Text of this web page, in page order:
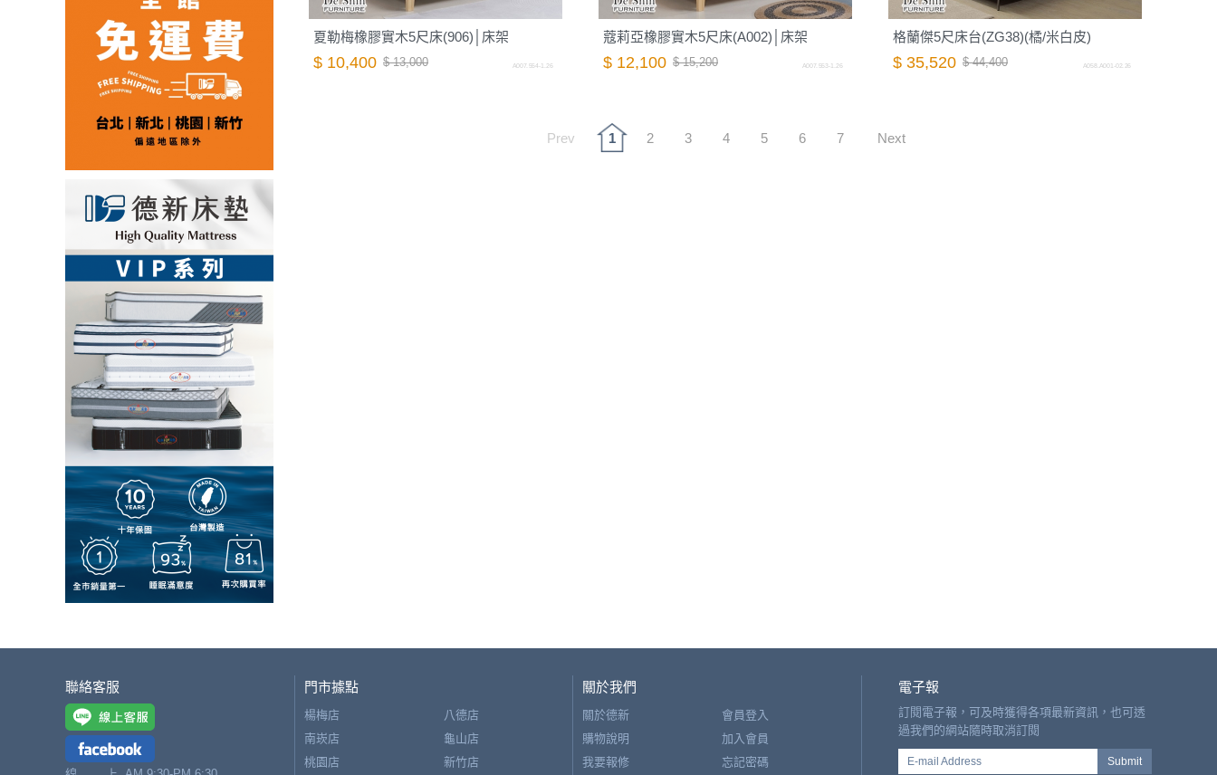
夏勒梅橡膠實木5尺床(906)│床架
$ 10,400 $ 13,000 A007.554-1.26
蔻莉亞橡膠實木5尺床(A002)│床架
$ 12,100 $ 15,200 A007.553-1.26
格蘭傑5尺床台(ZG38)(橘/米白皮)
$ 35,520 $ 44,400 A058.A001-02.26
Prev 1 2 3 4 5 6 7 Next
聯絡客服 門市據點
楊梅店
八德店
南崁店
龜山店
桃園店
新竹店
關於我們
關於德新
購物說明
我要報修
會員登入
加入會員
忘記密碼
電子報
訂閱電子報，可及時獲得各項最新資訊，也可透
過我們的網站隨時取消訂閱
E-mail Address Submit